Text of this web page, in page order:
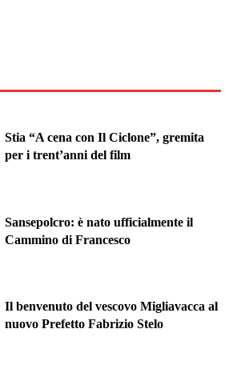
Stia “A cena con Il Ciclone”, gremita
per i trent’anni del film
Sansepolcro: è nato ufficialmente il
Cammino di Francesco
Il benvenuto del vescovo Migliavacca al
nuovo Prefetto Fabrizio Stelo